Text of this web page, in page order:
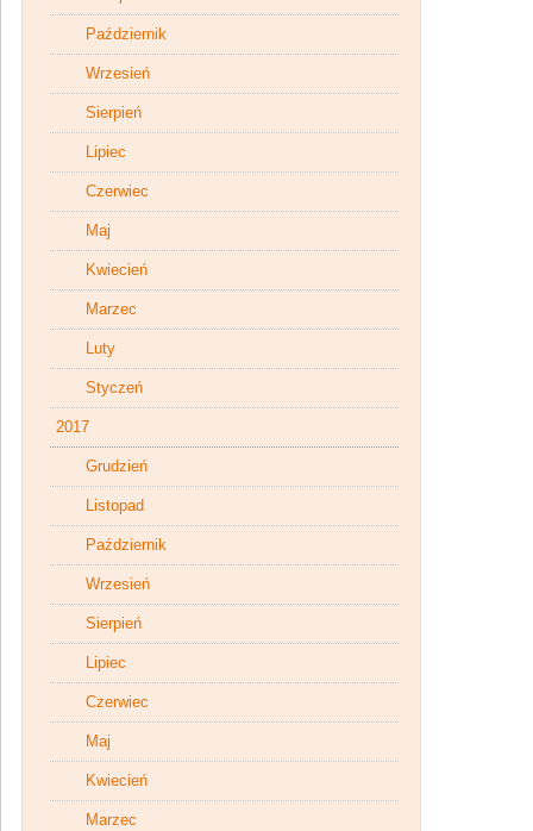
Październik
Wrzesień
Sierpień
Lipiec
Czerwiec
Maj
Kwiecień
Marzec
Luty
Styczeń
2017
Grudzień
Listopad
Październik
Wrzesień
Sierpień
Lipiec
Czerwiec
Maj
Kwiecień
Marzec